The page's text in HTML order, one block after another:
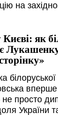
на
як
білоруської
не просто
України